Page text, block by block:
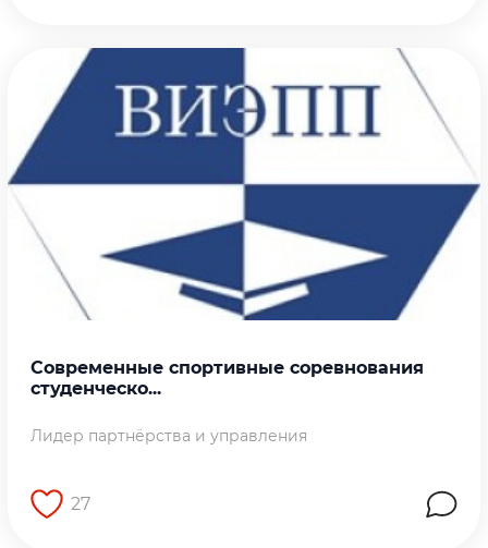
Современные спортивные соревнования
студенческо...
Лидер партнёрства и управления
27